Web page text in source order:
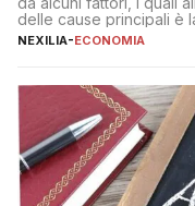
delle cause principali è
educazione finanziaria,
sulle criptovalute: […]
NEXILIA-ECONOMIA